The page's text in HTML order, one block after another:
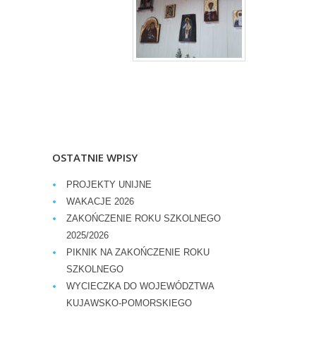
OSTATNIE WPISY
PROJEKTY UNIJNE
WAKACJE 2026
ZAKOŃCZENIE ROKU SZKOLNEGO
2025/2026
PIKNIK NA ZAKOŃCZENIE ROKU
SZKOLNEGO
WYCIECZKA DO WOJEWÓDZTWA
KUJAWSKO-POMORSKIEGO